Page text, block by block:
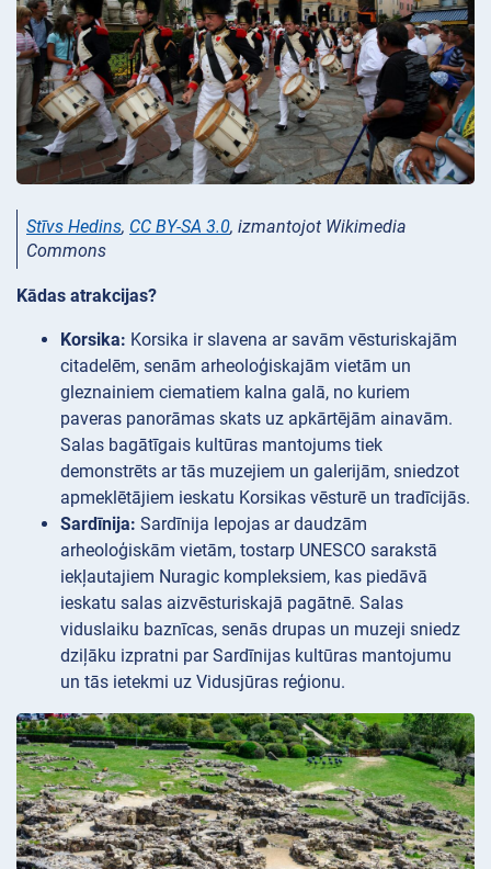
Stīvs Hedins, CC BY-SA 3.0, izmantojot Wikimedia
Commons
Kādas atrakcijas?
Korsika: Korsika ir slavena ar savām vēsturiskajām
citadelēm, senām arheoloģiskajām vietām un
gleznainiem ciematiem kalna galā, no kuriem
paveras panorāmas skats uz apkārtējām ainavām.
Salas bagātīgais kultūras mantojums tiek
demonstrēts ar tās muzejiem un galerijām, sniedzot
apmeklētājiem ieskatu Korsikas vēsturē un tradīcijās.
Sardīnija: Sardīnija lepojas ar daudzām
arheoloģiskām vietām, tostarp UNESCO sarakstā
iekļautajiem Nuragic kompleksiem, kas piedāvā
ieskatu salas aizvēsturiskajā pagātnē. Salas
viduslaiku baznīcas, senās drupas un muzeji sniedz
dziļāku izpratni par Sardīnijas kultūras mantojumu
un tās ietekmi uz Vidusjūras reģionu.